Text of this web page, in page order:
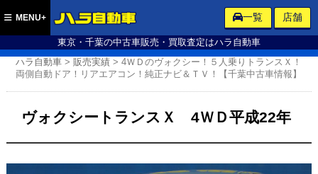
東京・千葉の中古車販売・買取査定はハラ自動車
MENU+ 一覧 店舗
ハラ自動車 >販売実績 >4ＷＤのヴォクシー！５人乗りトランスＸ！
両側自動ドア！リアエアコン！純正ナビ＆ＴＶ！【千葉中古車情報】
ヴォクシートランスＸ 4ＷＤ平成22年